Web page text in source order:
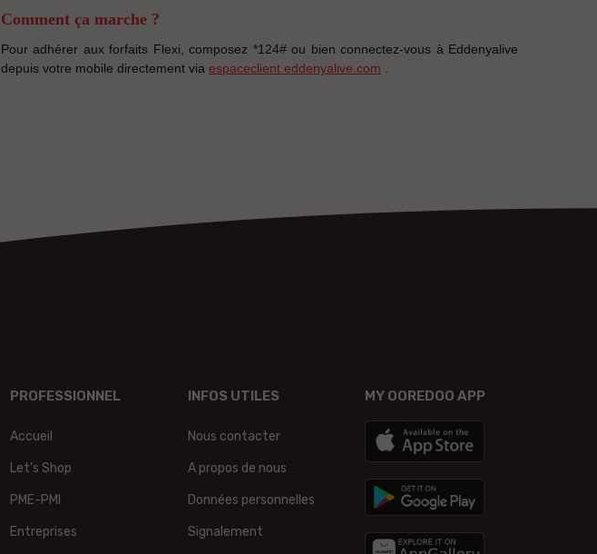
Comment ça marche ?
Pour adhérer aux forfaits Flexi, composez *124# ou bien connectez-vous à Eddenyalive
depuis votre mobile directement via espaceclient.eddenyalive.com .
PROFESSIONNEL
Accueil
Let's Shop
PME-PMI
Entreprises
INFOS UTILES
Nous contacter
A propos de nous
Données personnelles
Signalement
MY OOREDOO APP